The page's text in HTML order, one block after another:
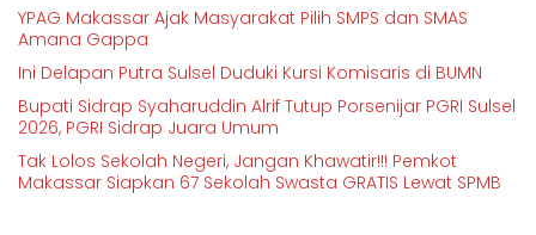
YPAG Makassar Ajak Masyarakat Pilih SMPS dan SMAS
Amana Gappa
Ini Delapan Putra Sulsel Duduki Kursi Komisaris di BUMN
Bupati Sidrap Syaharuddin Alrif Tutup Porsenijar PGRI Sulsel
2026, PGRI Sidrap Juara Umum
Tak Lolos Sekolah Negeri, Jangan Khawatir!!! Pemkot
Makassar Siapkan 67 Sekolah Swasta GRATIS Lewat SPMB